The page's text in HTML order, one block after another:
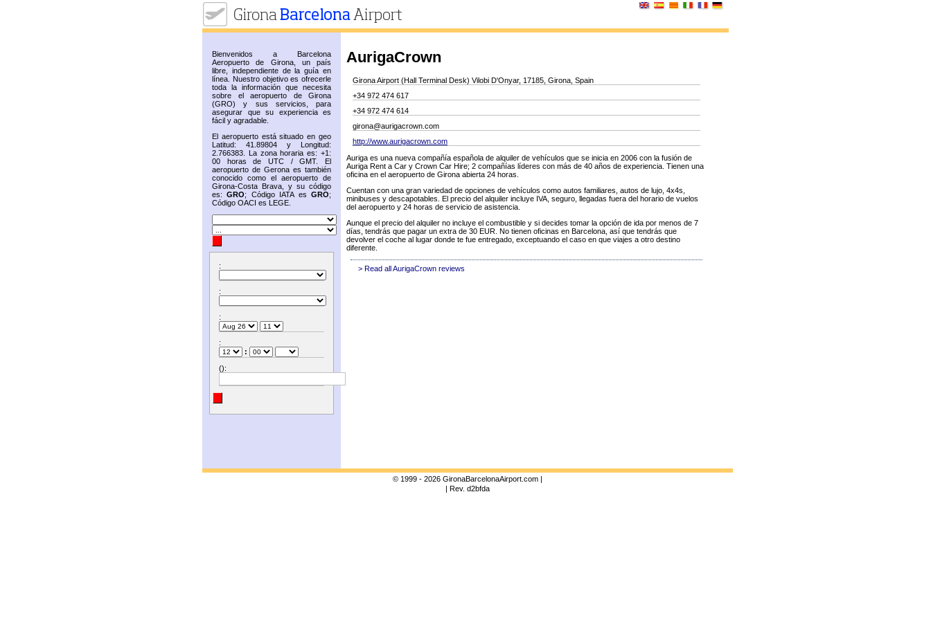
Bienvenidos a Barcelona
Aeropuerto de Girona, un país
libre, independiente de la guía en
línea. Nuestro objetivo es ofrecerle
toda la información que necesita
sobre el aeropuerto de Girona
(GRO) y sus servicios, para
asegurar que su experiencia es
fácil y agradable.
El aeropuerto está situado en geo
Latitud: 41.89804 y Longitud:
2.766383. La zona horaria es: +1:
00 horas de UTC / GMT. El
aeropuerto de Gerona es también
conocido como el aeropuerto de
Girona-Costa Brava, y su código
es:GRO; Código IATA esGRO;
Código OACI es LEGE.
:
:
:
:
:
():
AurigaCrown
Girona Airport (Hall Terminal Desk) Vilobi D'Onyar, 17185, Girona, Spain
+34 972 474 617
+34 972 474 614
girona@aurigacrown.com
http://www.aurigacrown.com
Auriga es una nueva compañía española de alquiler de vehículos que se inicia en 2006 con la fusión de
Auriga Rent a Car y Crown Car Hire; 2 compañías líderes con más de 40 años de experiencia. Tienen una
oficina en el aeropuerto de Girona abierta 24 horas.
Cuentan con una gran variedad de opciones de vehículos como autos familiares, autos de lujo, 4x4s,
minibuses y descapotables. El precio del alquiler incluye IVA, seguro, llegadas fuera del horario de vuelos
del aeropuerto y 24 horas de servicio de asistencia.
Aunque el precio del alquiler no incluye el combustible y si decides tomar la opción de ida por menos de 7
días, tendrás que pagar un extra de 30 EUR. No tienen oficinas en Barcelona, así que tendrás que
devolver el coche al lugar donde te fue entregado, exceptuando el caso en que viajes a otro destino
diferente.
> Read all AurigaCrown reviews
© 1999 - 2026 GironaBarcelonaAirport.com |
| Rev. d2bfda